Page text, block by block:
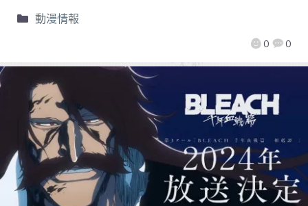
0 0
動漫情報